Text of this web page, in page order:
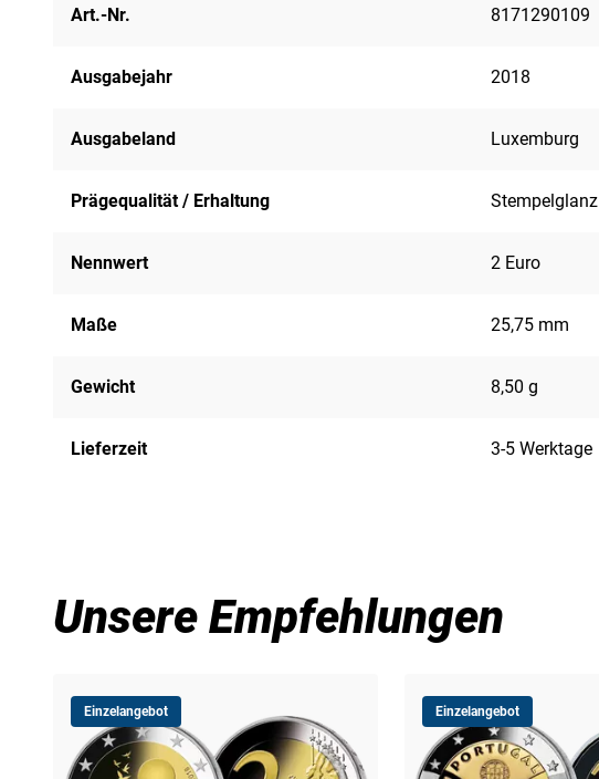
Art.-Nr. 8171290109
Ausgabejahr 2018
Ausgabeland Luxemburg
Prägequalität / Erhaltung Stempelglanz
Nennwert 2 Euro
Maße 25,75 mm
Gewicht 8,50 g
Lieferzeit 3-5 Werktage
Unsere Empfehlungen
Einzelangebot Einzelangebot